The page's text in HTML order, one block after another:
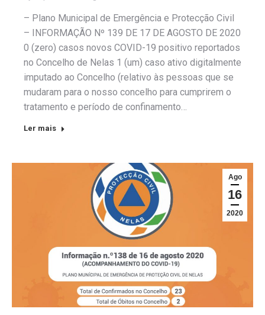
– Plano Municipal de Emergência e Protecção Civil
– INFORMAÇÃO Nº 139 DE 17 DE AGOSTO DE 2020
0 (zero) casos novos COVID-19 positivo reportados
no Concelho de Nelas 1 (um) caso ativo digitalmente
imputado ao Concelho (relativo às pessoas que se
mudaram para o nosso concelho para cumprirem o
tratamento e período de confinamento…
Ler mais
Ago
16
2020